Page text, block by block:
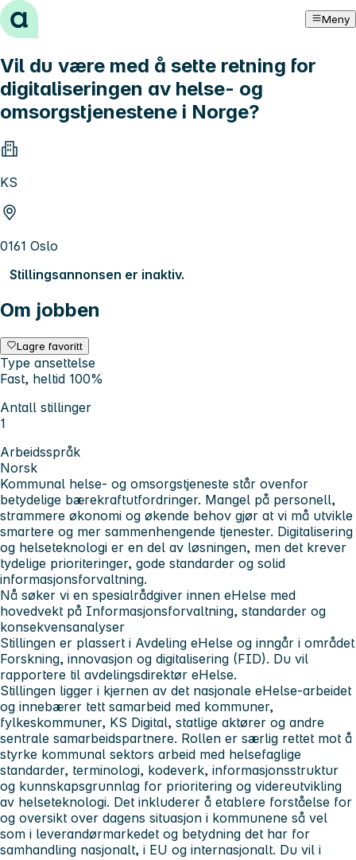
Hopp til innhold Meny
Vil du være med å sette retning for
digitaliseringen av helse- og
omsorgstjenestene i Norge?
KS
0161 Oslo
Stillingsannonsen er inaktiv.
Om jobben
Lagre favoritt
Type ansettelse
Fast, heltid 100%
Antall stillinger
1
Arbeidsspråk
Norsk
Kommunal helse- og omsorgstjeneste står ovenfor
betydelige bærekraftutfordringer. Mangel på personell,
strammere økonomi og økende behov gjør at vi må utvikle
smartere og mer sammenhengende tjenester. Digitalisering
og helseteknologi er en del av løsningen, men det krever
tydelige prioriteringer, gode standarder og solid
informasjonsforvaltning.
Nå søker vi en spesialrådgiver innen eHelse med
hovedvekt på Informasjonsforvaltning, standarder og
konsekvensanalyser
Stillingen er plassert i Avdeling eHelse og inngår i området
Forskning, innovasjon og digitalisering (FID). Du vil
rapportere til avdelingsdirektør eHelse.
Stillingen ligger i kjernen av det nasjonale eHelse-arbeidet
og innebærer tett samarbeid med kommuner,
fylkeskommuner, KS Digital, statlige aktører og andre
sentrale samarbeidspartnere. Rollen er særlig rettet mot å
styrke kommunal sektors arbeid med helsefaglige
standarder, terminologi, kodeverk, informasjonsstruktur
og kunnskapsgrunnlag for prioritering og videreutvikling
av helseteknologi. Det inkluderer å etablere forståelse for
og oversikt over dagens situasjon i kommunene så vel
som i leverandørmarkedet og betydning det har for
samhandling nasjonalt, i EU og internasjonalt. Du vil i